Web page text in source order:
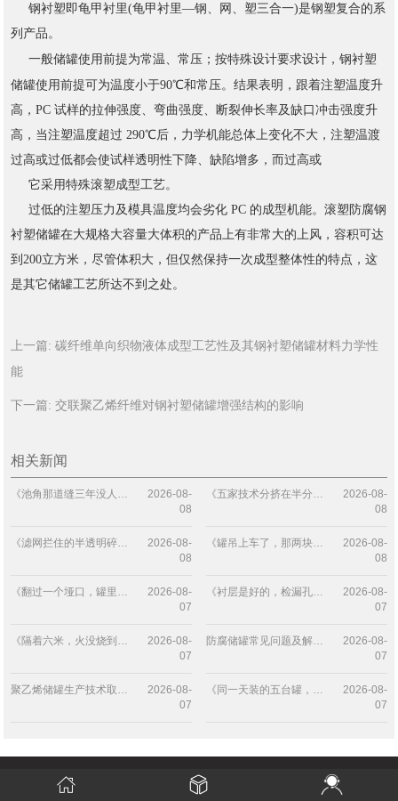
钢衬塑即龟甲衬里(龟甲衬里—钢、网、塑三合一)是钢塑复合的系
列产品。
一般储罐使用前提为常温、常压；按特殊设计要求设计，钢衬塑
储罐使用前提可为温度小于90℃和常压。结果表明，跟着注塑温度升
高，PC 试样的拉伸强度、弯曲强度、断裂伸长率及缺口冲击强度升
高，当注塑温度超过 290℃后，力学机能总体上变化不大，注塑温渡
过高或过低都会使试样透明性下降、缺陷增多，而过高或
它采用特殊滚塑成型工艺。
过低的注塑压力及模具温度均会劣化 PC 的成型机能。滚塑防腐钢
衬塑储罐在大规格大容量大体积的产品上有非常大的上风，容积可达
到200立方米，尽管体积大，但仅然保持一次成型整体性的特点，这
是其它储罐工艺所达不到之处。
上一篇:碳纤维单向织物液体成型工艺性及其钢衬塑储罐材料力学性
能
下一篇:交联聚乙烯纤维对钢衬塑储罐增强结构的影响
相关新闻
《池角那道缝三年没人管，鼓包的却是贴···
2026-08-
08
《五家技术分挤在半分之内：钢衬PE储···
2026-08-
08
《滤网拦住的半透明碎片，比检漏孔早说···
2026-08-
08
《罐吊上车了，那两块混凝土成了三万八···
2026-08-
08
《翻过一个垭口，罐里的气比外面多出三···
2026-08-
07
《衬层是好的，检漏孔是干的，料还是废···
2026-08-
07
《隔着六米，火没烧到罐上：那台聚乙烯···
2026-08-
07
防腐储罐常见问题及解决方案
2026-08-
07
聚乙烯储罐生产技术取得新突破
2026-08-
07
《同一天装的五台罐，凭啥就东头那台先···
2026-08-
07
相关产品：钢衬塑储罐、钢衬聚乙烯储罐、钢衬PE储罐、钢衬搅拌储罐、塑料储罐